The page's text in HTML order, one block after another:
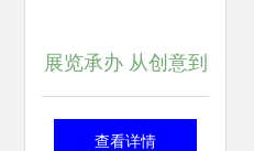
展览承办 从创意到
落地的全流程解析
查看详情